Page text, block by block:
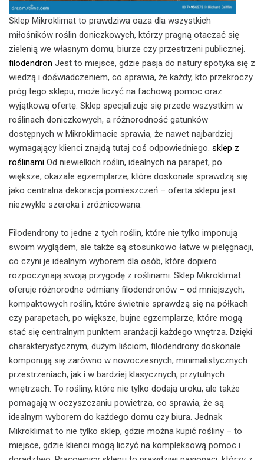
Sklep Mikroklimat to prawdziwa oaza dla wszystkich
miłośników roślin doniczkowych, którzy pragną otaczać się
zielenią we własnym domu, biurze czy przestrzeni publicznej.
filodendron Jest to miejsce, gdzie pasja do natury spotyka się z
wiedzą i doświadczeniem, co sprawia, że każdy, kto przekroczy
próg tego sklepu, może liczyć na fachową pomoc oraz
wyjątkową ofertę. Sklep specjalizuje się przede wszystkim w
roślinach doniczkowych, a różnorodność gatunków
dostępnych w Mikroklimacie sprawia, że nawet najbardziej
wymagający klienci znajdą tutaj coś odpowiedniego. sklep z
roślinami Od niewielkich roślin, idealnych na parapet, po
większe, okazałe egzemplarze, które doskonale sprawdzą się
jako centralna dekoracja pomieszczeń – oferta sklepu jest
niezwykle szeroka i zróżnicowana.
Filodendrony to jedne z tych roślin, które nie tylko imponują
swoim wyglądem, ale także są stosunkowo łatwe w pielęgnacji,
co czyni je idealnym wyborem dla osób, które dopiero
rozpoczynają swoją przygodę z roślinami. Sklep Mikroklimat
oferuje różnorodne odmiany filodendronów – od mniejszych,
kompaktowych roślin, które świetnie sprawdzą się na półkach
czy parapetach, po większe, bujne egzemplarze, które mogą
stać się centralnym punktem aranżacji każdego wnętrza. Dzięki
charakterystycznym, dużym liściom, filodendrony doskonale
komponują się zarówno w nowoczesnych, minimalistycznych
przestrzeniach, jak i w bardziej klasycznych, przytulnych
wnętrzach. To rośliny, które nie tylko dodają uroku, ale także
pomagają w oczyszczaniu powietrza, co sprawia, że są
idealnym wyborem do każdego domu czy biura. Jednak
Mikroklimat to nie tylko sklep, gdzie można kupić rośliny – to
miejsce, gdzie klienci mogą liczyć na kompleksową pomoc i